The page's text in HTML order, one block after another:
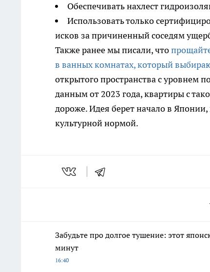
Обеспечивать нахлест
Использовать только
исков за причиненный соседям
Также ранее мы писали, что
в ванных комнатах, который
открытого пространства с уровнем
данным от 2023 года, квартиры с
дороже. Идея берет начало в
культурной нормой.
Забудьте про долгое тушение: этот
минут
16:40